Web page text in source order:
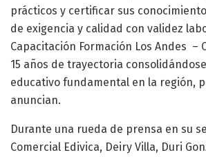
prácticos y certificar sus
de exigencia y calidad con validez
Capacitación Formación Los Andes –
15 años de trayectoria
educativo fundamental en la región,
anuncian.
Durante una rueda de prensa en su
Comercial Edivica, Deiry Villa, Duri